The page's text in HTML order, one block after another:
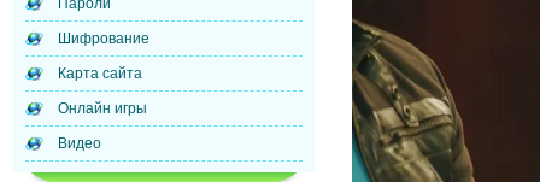
Пароли
Шифрование
Карта сайта
Онлайн игры
Видео